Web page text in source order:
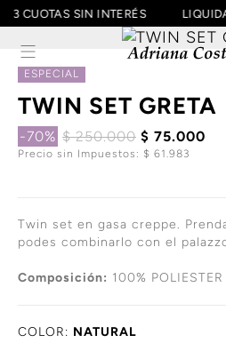
3 CUOTAS SIN INTERÉS
ESPECIAL
TWIN SET GRETA
-70% $ 250.000 $ 75.000
Precio sin Impuestos: $ 61.983
Twin set en gasa creppe.
podes combinarlo con el
Composición: 100% POLIESTER
COLOR: NATURAL